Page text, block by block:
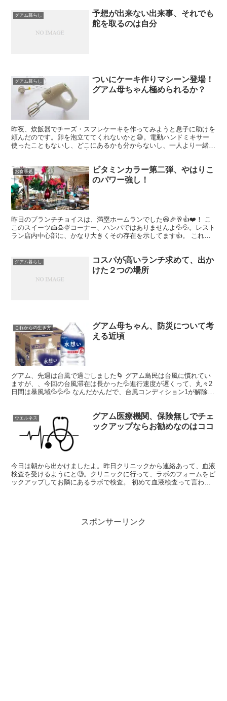
グアム暮らし
予想が出来ない出来事、それでも
舵を取るのは自分
グアム暮らし
ついにケーキ作りマシーン登場！
グアム母ちゃん極められるか？
昨夜、炊飯器でチーズ・スフレケーキを作ってみようと息子に助けを
頼んだのです。卵を泡立ててくれないかと😅。電動ハンドミキサー
使ったこともないし、どこにあるかも分からないし、一人より一緒に
お食事処
ビタミンカラー第二弾、やはりこ
のパワー強し！
昨日のブランチチョイスは、満塁ホームランでした😆🎉🥂👍❤️！ こ
このスイーツ🍰🍮🍨コーナー、ハンパではありませんよ💦💦。レスト
ラン店内中心部に、かなり大きくその存在を示してます👍。 これは
グアム暮らし
コスパが高いランチ求めて、出か
けた２つの場所
これからの生き方
グアム母ちゃん、防災について考
える近頃
グアム、先週は台風で過ごしました🌀 グアム島民は台風に慣れてい
ますが、、今回の台風滞在は長かった💦進行速度が遅くって、丸々2
日間は暴風域💦💦💦 なんだかんだで、台風コンディション1が解除さ
ウエルネス
グアム医療機関、保険無しでチェ
ックアップならお勧めなのはココ
今日は朝から出かけましたよ。昨日クリニックから連絡あって、血液
検査を受けるようにと🧐。クリニックに行って、ラボのフォームをピ
ックアップしてお隣にあるラボで検査。 初めて血液検査って言われ
スポンサーリンク